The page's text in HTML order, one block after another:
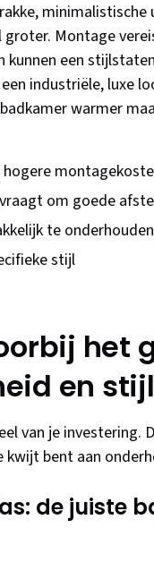
Montage
kunnen een
industriële, luxe
warmer
om goede
te onderhouden
stijl
het
en stijl
van je investering.
bent aan
de juiste